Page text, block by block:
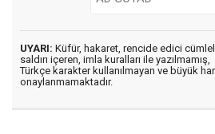
UYARI: Küfür, hakaret, rencide edici
saldırı içeren, imla kuralları ile yazılmamış,
Türkçe karakter kullanılmayan ve büyük
onaylanmamaktadır.